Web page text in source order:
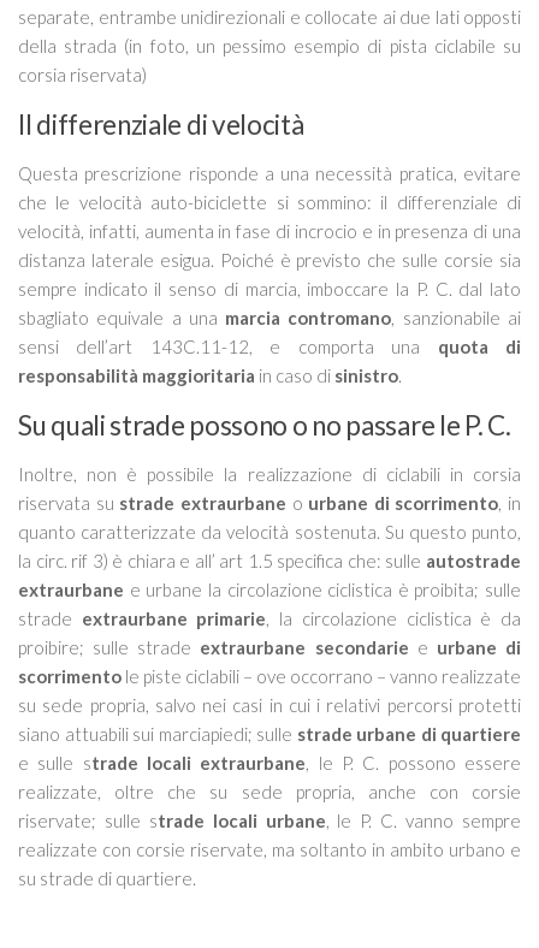
separate, entrambe unidirezionali e collocate ai due lati opposti
della strada (in foto, un pessimo esempio di pista ciclabile su
corsia riservata)
Il differenziale di velocità
Questa prescrizione risponde a una necessità pratica, evitare
che le velocità auto-biciclette si sommino: il differenziale di
velocità, infatti, aumenta in fase di incrocio e in presenza di una
distanza laterale esigua. Poiché è previsto che sulle corsie sia
sempre indicato il senso di marcia, imboccare la P. C. dal lato
sbagliato equivale a una marcia contromano, sanzionabile ai
sensi dell’art 143C.11-12, e comporta una quota di
responsabilità maggioritaria in caso di sinistro.
Su quali strade possono o no passare le P. C.
Inoltre, non è possibile la realizzazione di ciclabili in corsia
riservata su strade extraurbane o urbane di scorrimento, in
quanto caratterizzate da velocità sostenuta. Su questo punto,
la circ. rif 3) è chiara e all’ art 1.5 specifica che: sulle autostrade
extraurbane e urbane la circolazione ciclistica è proibita; sulle
strade extraurbane primarie, la circolazione ciclistica è da
proibire; sulle strade extraurbane secondarie e urbane di
scorrimento le piste ciclabili – ove occorrano – vanno realizzate
su sede propria, salvo nei casi in cui i relativi percorsi protetti
siano attuabili sui marciapiedi; sulle strade urbane di quartiere
e sulle strade locali extraurbane, le P. C. possono essere
realizzate, oltre che su sede propria, anche con corsie
riservate; sulle strade locali urbane, le P. C. vanno sempre
realizzate con corsie riservate, ma soltanto in ambito urbano e
su strade di quartiere.